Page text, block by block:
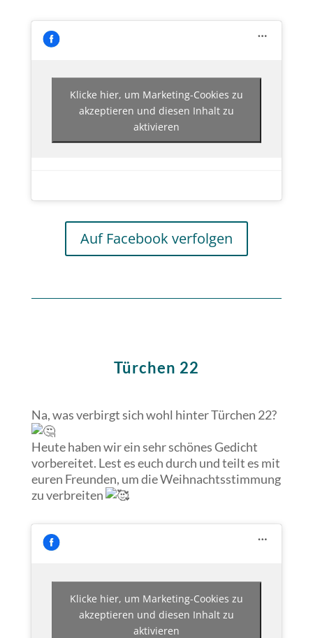
Klicke hier, um Marketing-Cookies zu
akzeptieren und diesen Inhalt zu
aktivieren
Auf Facebook verfolgen
Türchen 22
Na, was verbirgt sich wohl hinter Türchen 22?
Heute haben wir ein sehr schönes Gedicht
vorbereitet. Lest es euch durch und teilt es mit
euren Freunden, um die Weihnachtsstimmung
zu verbreiten
Klicke hier, um Marketing-Cookies zu
akzeptieren und diesen Inhalt zu
aktivieren